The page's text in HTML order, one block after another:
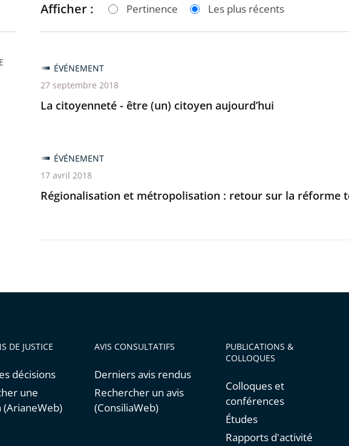
Afficher : Pertinence Les plus récents
La citoyenneté - être (un) citoyen aujourd’hui
ÉVÉNEMENT
27 septembre 2018
Régionalisation et métropolisation : retour sur la réforme
ÉVÉNEMENT
17 avril 2018
DE JUSTICE
décisions
une
(ArianeWeb)
AVIS CONSULTATIFS
Derniers avis rendus
Rechercher un avis
(ConsiliaWeb)
PUBLICATIONS &
COLLOQUES
Colloques et
conférences
Études
Rapports d'activité